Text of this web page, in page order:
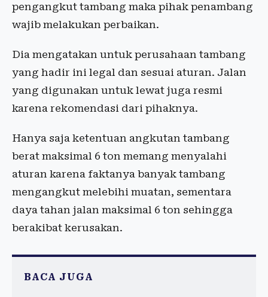
pengangkut tambang maka pihak penambang
wajib melakukan perbaikan.
Dia mengatakan untuk perusahaan tambang
yang hadir ini legal dan sesuai aturan. Jalan
yang digunakan untuk lewat juga resmi
karena rekomendasi dari pihaknya.
Hanya saja ketentuan angkutan tambang
berat maksimal 6 ton memang menyalahi
aturan karena faktanya banyak tambang
mengangkut melebihi muatan, sementara
daya tahan jalan maksimal 6 ton sehingga
berakibat kerusakan.
BACA JUGA